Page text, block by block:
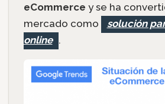
eCommerce y se ha
mercado como
solución
online .